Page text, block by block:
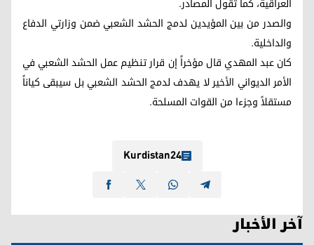
والصدر من بين المؤيدين لدمج الحشد الشعبي ضمن وزارتي الدفاع
والداخلية.
كان عبد المهدي قال مؤخراً إن قرار تنظيم عمل الحشد الشعبي في
الأمر الديواني الأخير لا يهدف لدمج الحشد الشعبي بل سيبقى كياناً
مستقلاً وجزءا من القوات المسلحة.
Kurdistan24
آخر الأخبار